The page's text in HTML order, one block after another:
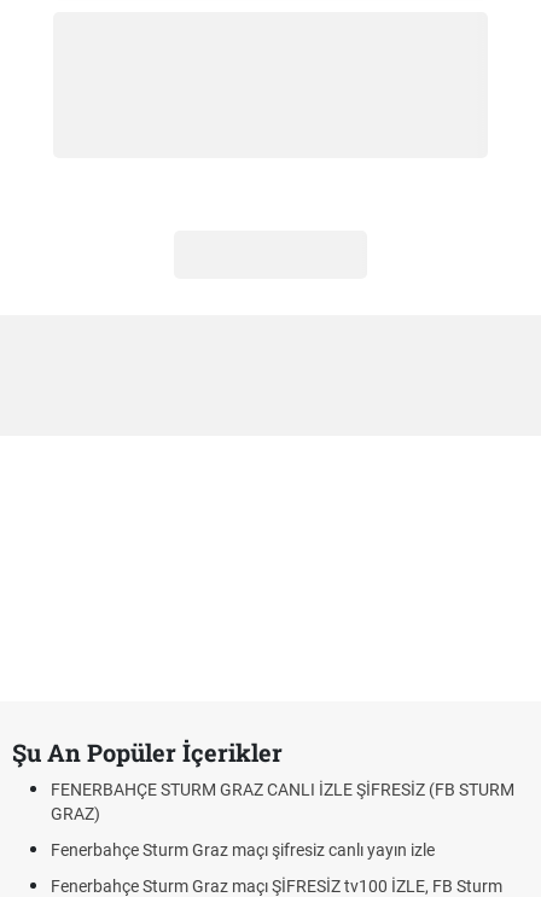
Şu An Popüler İçerikler
FENERBAHÇE STURM GRAZ CANLI İZLE ŞİFRESİZ (FB STURM
GRAZ)
Fenerbahçe Sturm Graz maçı şifresiz canlı yayın izle
Fenerbahçe Sturm Graz maçı ŞİFRESİZ tv100 İZLE, FB Sturm